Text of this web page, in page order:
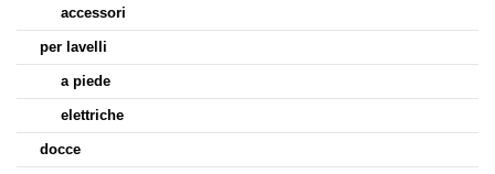
accessori
per lavelli
a piede
elettriche
docce